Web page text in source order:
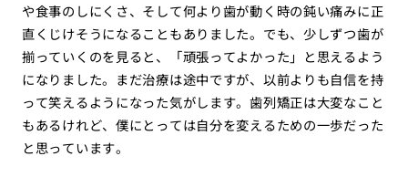
や食事のしにくさ、そして何より歯が動く時の鈍い痛みに正
直くじけそうになることもありました。でも、少しずつ歯が
揃っていくのを見ると、「頑張ってよかった」と思えるよう
になりました。まだ治療は途中ですが、以前よりも自信を持
って笑えるようになった気がします。歯列矯正は大変なこと
もあるけれど、僕にとっては自分を変えるための一歩だった
と思っています。